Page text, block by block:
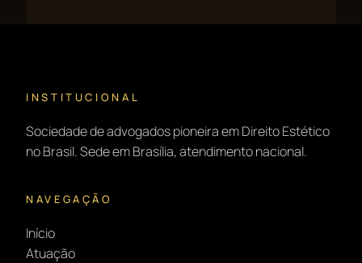
INSTITUCIONAL
Sociedade de advogados pioneira em Direito Estético
no Brasil. Sede em Brasília, atendimento nacional.
NAVEGAÇÃO
Início
Atuação